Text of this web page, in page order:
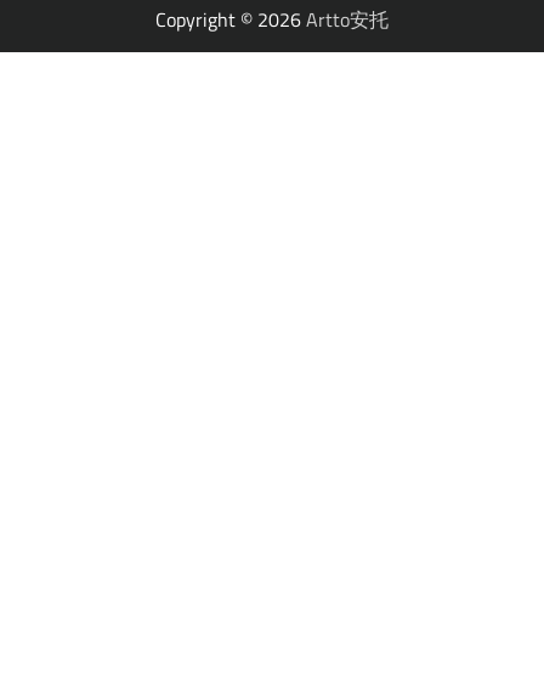
Copyright © 2026Artto安托